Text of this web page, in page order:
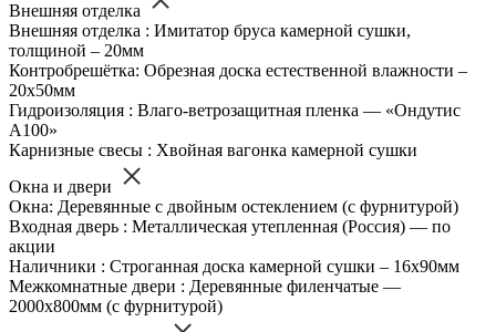
Внешняя отделка
Внешняя отделка : Имитатор бруса камерной сушки,
толщиной – 20мм
Контробрешётка: Обрезная доска естественной влажности –
20х50мм
Гидроизоляция : Влаго-ветрозащитная пленка — «Ондутис
А100»
Карнизные свесы : Хвойная вагонка камерной сушки
Окна и двери
Окна: Деревянные с двойным остеклением (с фурнитурой)
Входная дверь : Металлическая утепленная (Россия) — по
акции
Наличники : Строганная доска камерной сушки – 16х90мм
Межкомнатные двери : Деревянные филенчатые —
2000х800мм (с фурнитурой)